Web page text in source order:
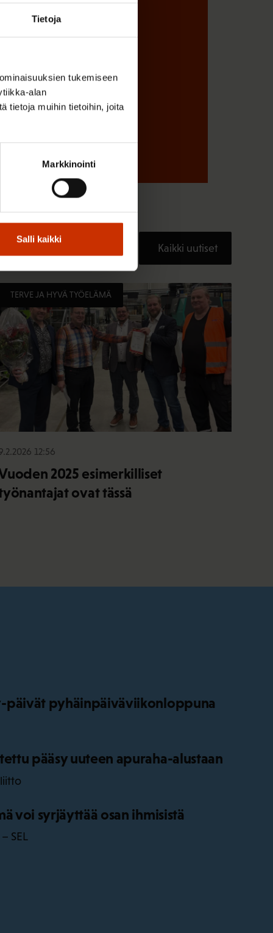
Tietoja
tukemiseen
alan
tietoja muihin tietoihin, joita
Markkinointi
Salli kaikki
Kaikki uutiset
TERVE JA HYVÄ TYÖELÄMÄ
12:56
2025 esimerkilliset
ovat tässä
päivät pyhäinpäiväviikonloppuna
pääsy uuteen apuraha-alustaan
voi syrjäyttää osan ihmisistä
SEL